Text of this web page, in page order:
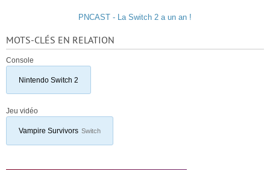
PNCAST - La Switch 2 a un an !
MOTS-CLÉS EN RELATION
Console
Nintendo Switch 2
Jeu vidéo
Vampire Survivors Switch